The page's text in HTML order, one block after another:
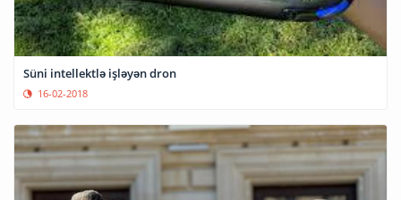
Süni intellektlə işləyən dron
16-02-2018